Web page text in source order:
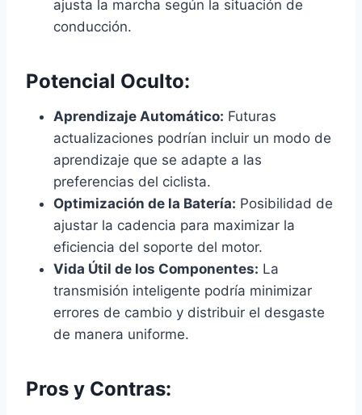
ajusta la marcha según la situación de
conducción.
Potencial Oculto:
Aprendizaje Automático: Futuras
actualizaciones podrían incluir un modo de
aprendizaje que se adapte a las
preferencias del ciclista.
Optimización de la Batería: Posibilidad de
ajustar la cadencia para maximizar la
eficiencia del soporte del motor.
Vida Útil de los Componentes: La
transmisión inteligente podría minimizar
errores de cambio y distribuir el desgaste
de manera uniforme.
Pros y Contras: